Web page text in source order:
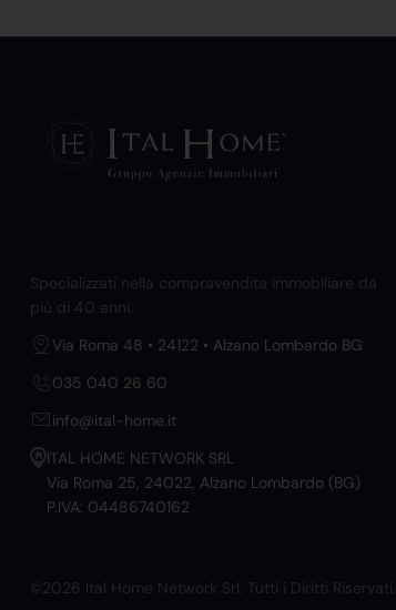
Specializzati nella compravendita immobiliare da
più di 40 anni.
Via Roma 48 • 24122 • Alzano Lombardo BG
035 040 26 60
info@ital-home.it
ITAL HOME NETWORK SRL
Via Roma 25, 24022, Alzano Lombardo (BG)
P.IVA: 04486740162
©2026 Ital Home Network Srl. Tutti i Diritti Riservati.